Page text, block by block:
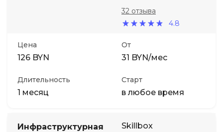
4.8
32 отзыва
Цена
126 BYN
От
31 BYN/мес
Длительность
1 месяц
Старт
в любое время
Инфраструктурная
Skillbox